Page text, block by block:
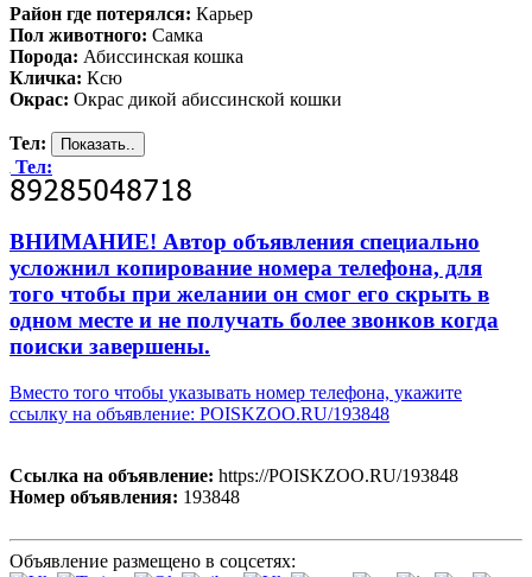
Район где потерялся: Карьер
Пол животного: Самка
Порода: Абиссинская кошка
Кличка: Ксю
Окрас: Окрас дикой абиссинской кошки
Тел:
Тел:
ВНИМАНИЕ! Автор объявления специально
усложнил копирование номера телефона, для
того чтобы при желании он смог его скрыть в
одном месте и не получать более звонков когда
поиски завершены.
Вместо того чтобы указывать номер телефона, укажите
ссылку на объявление: POISKZOO.RU/193848
Ссылка на объявление: https://POISKZOO.RU/193848
Номер объявления: 193848
Объявление размещено в соцсетях: